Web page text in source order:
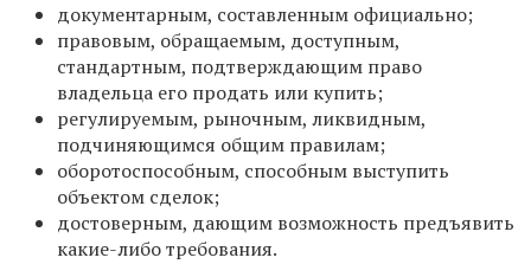
документарным, составленным официально;
правовым, обращаемым, доступным,
стандартным, подтверждающим право
владельца его продать или купить;
регулируемым, рыночным, ликвидным,
подчиняющимся общим правилам;
оборотоспособным, способным выступить
объектом сделок;
достоверным, дающим возможность предъявить
какие-либо требования.